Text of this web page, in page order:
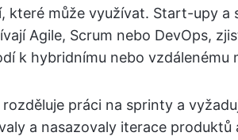
které může využívat. Start-upy a
Agile, Scrum nebo DevOps,
k hybridnímu nebo vzdálenému
práci na sprinty a
a nasazovaly iterace produktů